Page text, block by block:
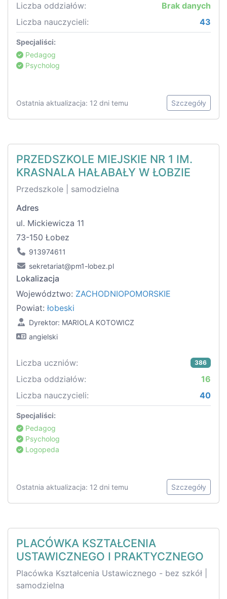
Liczba oddziałów:
Brak danych
Liczba nauczycieli:
43
Specjaliści:
Pedagog
Psycholog
Ostatnia aktualizacja: 12 dni temu Szczegóły
PRZEDSZKOLE MIEJSKIE NR 1 IM.
KRASNALA HAŁABAŁY W ŁOBZIE
Przedszkole | samodzielna
Adres
ul. Mickiewicza 11
73-150 Łobez
913974611
sekretariat@pm1-lobez.pl
Lokalizacja
Województwo: ZACHODNIOPOMORSKIE
Powiat: łobeski
Dyrektor: MARIOLA KOTOWICZ
angielski
Liczba uczniów: 386
Liczba oddziałów:
16
Liczba nauczycieli:
40
Specjaliści:
Pedagog
Psycholog
Logopeda
Ostatnia aktualizacja: 12 dni temu Szczegóły
PLACÓWKA KSZTAŁCENIA
USTAWICZNEGO I PRAKTYCZNEGO
Placówka Kształcenia Ustawicznego - bez szkół |
samodzielna